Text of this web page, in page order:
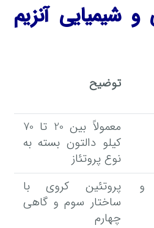
شیمیایی آنزیم
توضیح
معمولاً بین 20 تا 70
کیلو دالتون بسته به
نوع پروتئاز
پروتئین کروی با
ساختار سوم و گاهی
چهارم